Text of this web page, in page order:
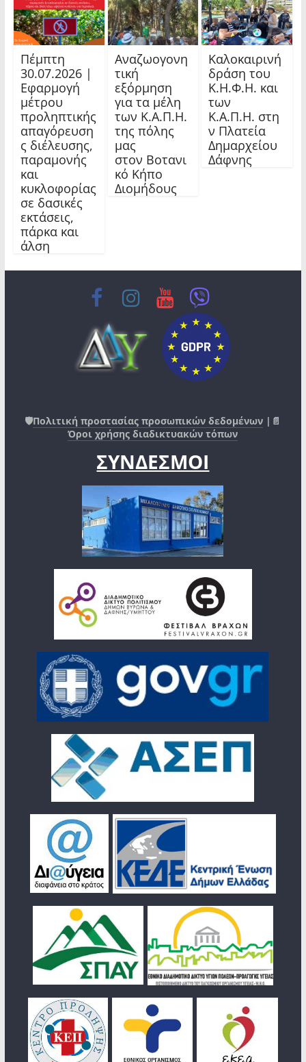
Πέμπτη
30.07.2026 |
Εφαρμογή
μέτρου
προληπτικής
απαγόρευση
ς διέλευσης,
παραμονής
και
κυκλοφορίας
σε δασικές
εκτάσεις,
πάρκα και
άλση
Αναζωογονη
τική
εξόρμηση
για τα μέλη
των Κ.Α.Π.Η.
της πόλης
μας
στον Βοτανι
κό Κήπο
Διομήδους
Καλοκαιρινή
δράση του
Κ.Η.Φ.Η. και
των
Κ.Α.Π.Η. στη
ν Πλατεία
Δημαρχείου
Δάφνης
🛡️Πολιτική προστασίας προσωπικών δεδομένων |📄
Όροι χρήσης διαδικτυακών τόπων
ΣΥΝΔΕΣΜΟΙ